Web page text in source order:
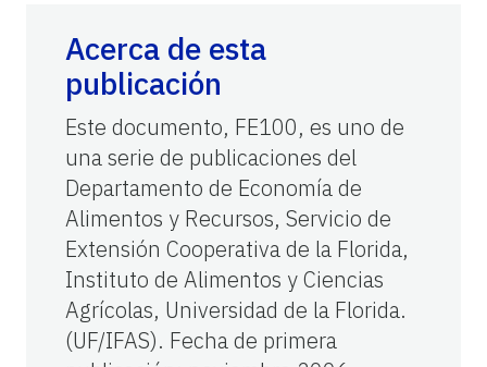
Acerca de esta
publicación
Este documento, FE100, es uno de
una serie de publicaciones del
Departamento de Economía de
Alimentos y Recursos, Servicio de
Extensión Cooperativa de la Florida,
Instituto de Alimentos y Ciencias
Agrícolas, Universidad de la Florida.
(UF/IFAS). Fecha de primera